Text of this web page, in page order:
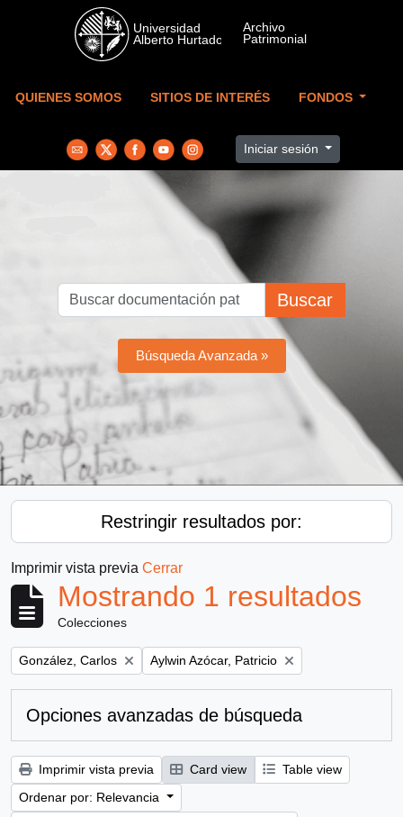
Skip to main content
QUIENES SOMOS SITIOS DE INTERÉS FONDOS
Iniciar sesión
Buscar
Búsqueda Avanzada »
Restringir resultados por:
Imprimir vista previa Cerrar
Mostrando 1 resultados
Colecciones
Remove filter:
González, Carlos Remove filter:
Aylwin Azócar, Patricio
Opciones avanzadas de búsqueda
Imprimir vista previa Card view
Table view
Ordenar por: Relevancia